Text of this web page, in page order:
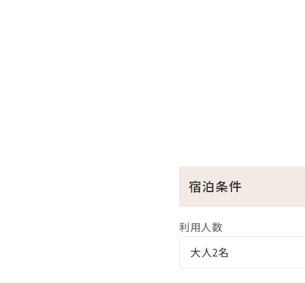
都会の喧騒を離れた場所
宿泊条件
利用人数
大人2名